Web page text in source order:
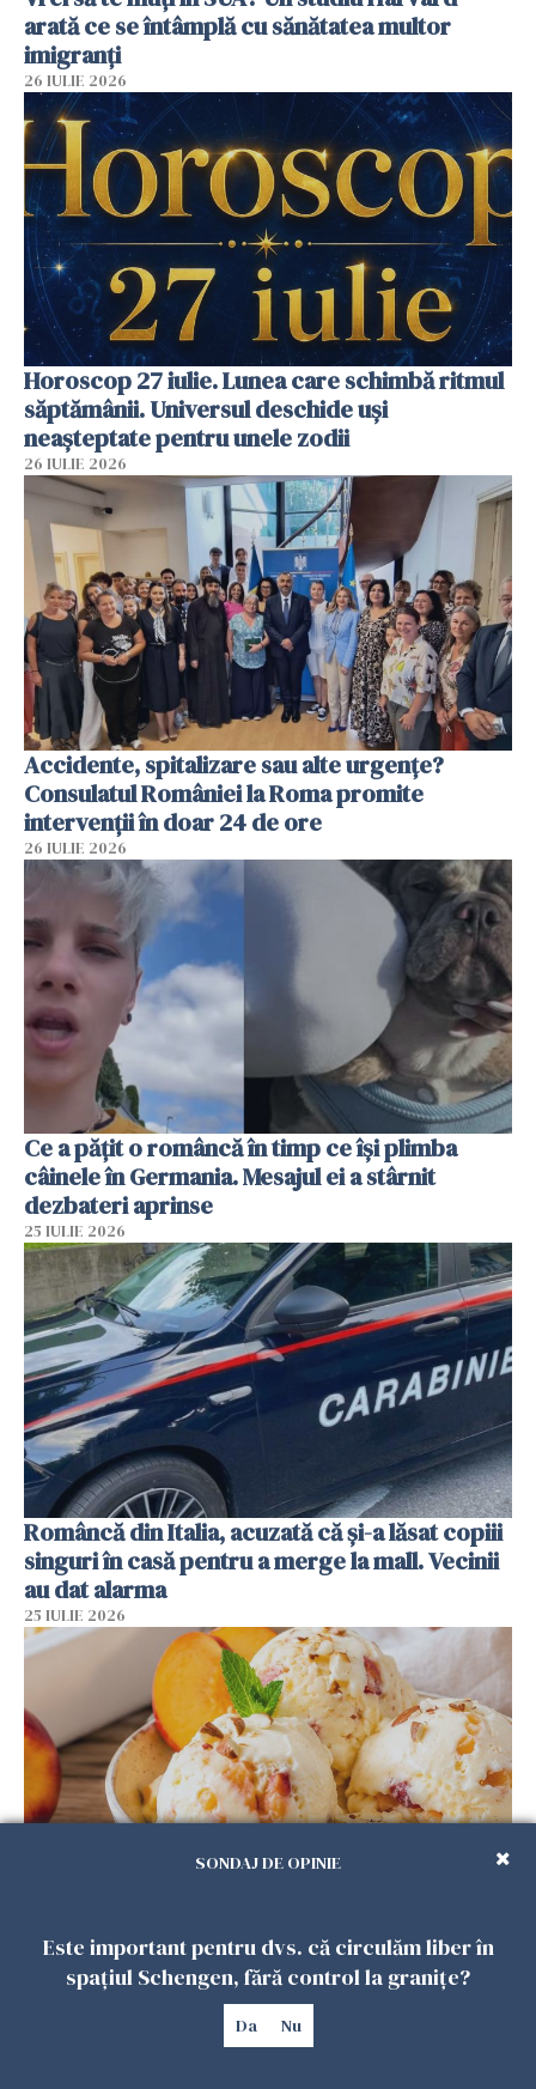
arată ce se întâmplă cu sănătatea multor
imigranți
26 IULIE 2026
Horoscop 27 iulie. Lunea care schimbă ritmul
săptămânii. Universul deschide uși
neașteptate pentru unele zodii
26 IULIE 2026
Accidente, spitalizare sau alte urgențe?
Consulatul României la Roma promite
intervenții în doar 24 de ore
26 IULIE 2026
Ce a pățit o româncă în timp ce își plimba
câinele în Germania. Mesajul ei a stârnit
dezbateri aprinse
25 IULIE 2026
Româncă din Italia, acuzată că și-a lăsat copiii
singuri în casă pentru a merge la mall. Vecinii
au dat alarma
25 IULIE 2026
cucerește vara. Rețeta fără aparat, gata din
câteva ingrediente
SONDAJ DE OPINIE
Este important pentru dvs. că circulăm liber în
spațiul Schengen, fără control la granițe?
Da Nu